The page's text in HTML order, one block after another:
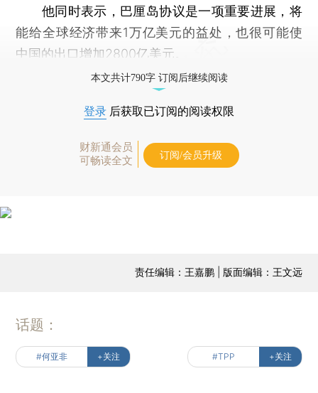
他同时表示，巴厘岛协议是一项重要进展，将
能给全球经济带来1万亿美元的益处，也很可能使
中国的出口增加2800亿美元。
本文共计790字 订阅后继续阅读
登录 后获取已订阅的阅读权限
财新通会员
可畅读全文
订阅/会员升级
责任编辑：王嘉鹏 | 版面编辑：王文远
话题：
#何亚非 +关注 #TPP +关注